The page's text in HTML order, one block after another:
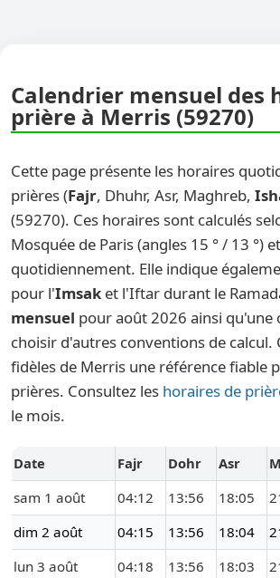
Calendrier mensuel des
prière à Merris (59270)
Cette page présente les horaires
prières (Fajr, Dhuhr, Asr, Maghreb,
(59270). Ces horaires sont calculés
Mosquée de Paris (angles 15 ° / 13 °)
quotidiennement. Elle indique
pour l'Imsak et l'Iftar durant le
mensuel pour août 2026 ainsi
choisir d'autres conventions de calcul.
fidèles de Merris une référence fiable
prières. Consultez les horaires de
le mois.
Date Fajr Dohr Asr
sam 1 août
04:12 13:56 18:05
dim 2 août
04:15 13:56 18:04
lun 3 août
04:18 13:56 18:03